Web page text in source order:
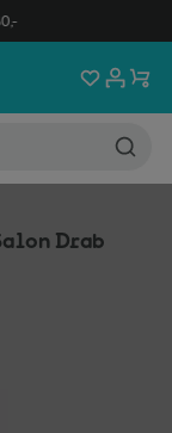
Drab